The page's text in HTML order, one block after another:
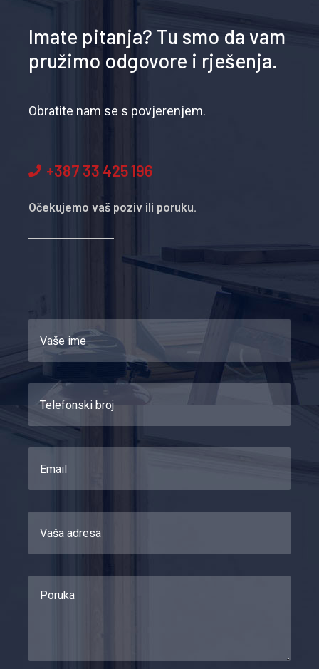
Imate pitanja? Tu smo da vam
pružimo odgovore i rješenja.
Obratite nam se s povjerenjem.
+387 33 425 196
Očekujemo vaš poziv ili poruku.